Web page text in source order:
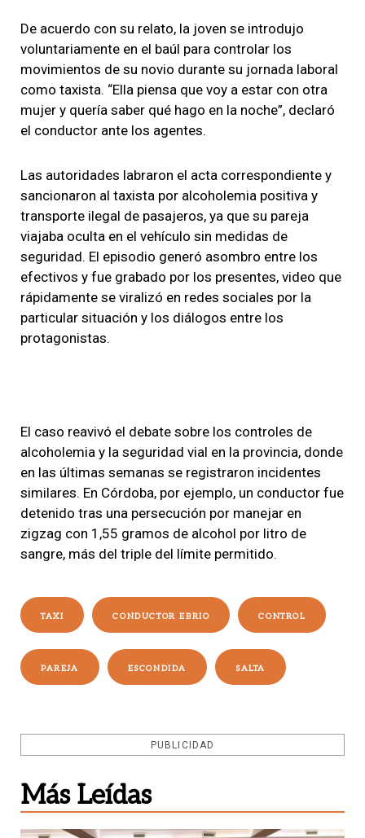
De acuerdo con su relato, la joven se introdujo
voluntariamente en el baúl para controlar los
movimientos de su novio durante su jornada laboral
como taxista. “Ella piensa que voy a estar con otra
mujer y quería saber qué hago en la noche”, declaró
el conductor ante los agentes.
Las autoridades labraron el acta correspondiente y
sancionaron al taxista por alcoholemia positiva y
transporte ilegal de pasajeros, ya que su pareja
viajaba oculta en el vehículo sin medidas de
seguridad. El episodio generó asombro entre los
efectivos y fue grabado por los presentes, video que
rápidamente se viralizó en redes sociales por la
particular situación y los diálogos entre los
protagonistas.
El caso reavivó el debate sobre los controles de
alcoholemia y la seguridad vial en la provincia, donde
en las últimas semanas se registraron incidentes
similares. En Córdoba, por ejemplo, un conductor fue
detenido tras una persecución por manejar en
zigzag con 1,55 gramos de alcohol por litro de
sangre, más del triple del límite permitido.
TAXI CONDUCTOR EBRIO CONTROL
PAREJA ESCONDIDA SALTA
PUBLICIDAD
Más Leídas